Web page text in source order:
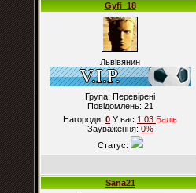
Gyfi_18
Львівянин
Група: Перевірені
Повідомлень: 21
Нагороди: 0 У вас 1.03 Балiв
Зауваження: 0%
Статус:
Sana21